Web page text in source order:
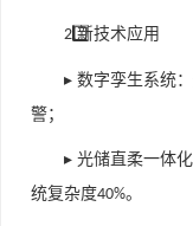
2️⃣ 新技术应用
▸ 数字孪生系统
警；
▸ 光储直柔一体
统复杂度40%。